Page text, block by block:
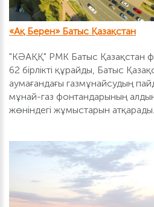
«Ақ Берен» Батыс Қазақстан
"КӘАҚҚ" РМК Батыс Қазақстан
62 бірлікті құрайды, Батыс
аумағандағы газмұнайсудың
мұнай-газ фонтандарының
жөніндегі жұмыстарын атқарады.